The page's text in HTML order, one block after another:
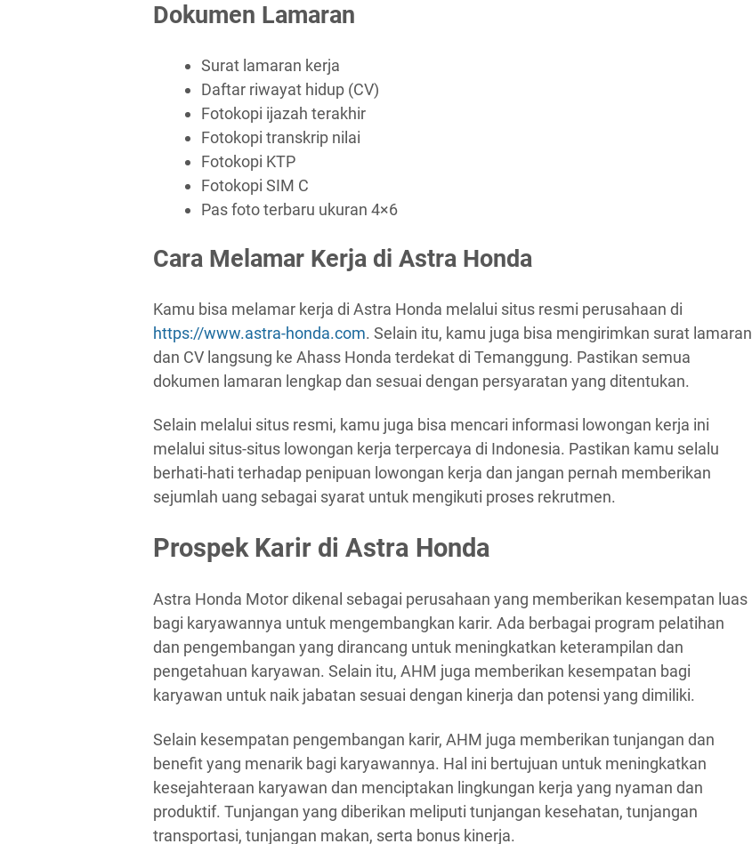
Dokumen Lamaran
Surat lamaran kerja
Daftar riwayat hidup (CV)
Fotokopi ijazah terakhir
Fotokopi transkrip nilai
Fotokopi KTP
Fotokopi SIM C
Pas foto terbaru ukuran 4×6
Cara Melamar Kerja di Astra Honda
Kamu bisa melamar kerja di Astra Honda melalui situs resmi perusahaan di
https://www.astra-honda.com. Selain itu, kamu juga bisa mengirimkan surat lamaran
dan CV langsung ke Ahass Honda terdekat di Temanggung. Pastikan semua
dokumen lamaran lengkap dan sesuai dengan persyaratan yang ditentukan.
Selain melalui situs resmi, kamu juga bisa mencari informasi lowongan kerja ini
melalui situs-situs lowongan kerja terpercaya di Indonesia. Pastikan kamu selalu
berhati-hati terhadap penipuan lowongan kerja dan jangan pernah memberikan
sejumlah uang sebagai syarat untuk mengikuti proses rekrutmen.
Prospek Karir di Astra Honda
Astra Honda Motor dikenal sebagai perusahaan yang memberikan kesempatan luas
bagi karyawannya untuk mengembangkan karir. Ada berbagai program pelatihan
dan pengembangan yang dirancang untuk meningkatkan keterampilan dan
pengetahuan karyawan. Selain itu, AHM juga memberikan kesempatan bagi
karyawan untuk naik jabatan sesuai dengan kinerja dan potensi yang dimiliki.
Selain kesempatan pengembangan karir, AHM juga memberikan tunjangan dan
benefit yang menarik bagi karyawannya. Hal ini bertujuan untuk meningkatkan
kesejahteraan karyawan dan menciptakan lingkungan kerja yang nyaman dan
produktif. Tunjangan yang diberikan meliputi tunjangan kesehatan, tunjangan
transportasi, tunjangan makan, serta bonus kinerja.